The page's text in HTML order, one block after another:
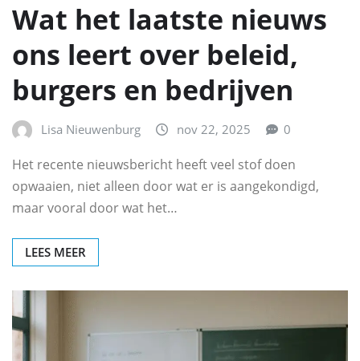
Wat het laatste nieuws
ons leert over beleid,
burgers en bedrijven
Lisa Nieuwenburg nov 22, 2025 0
Het recente nieuwsbericht heeft veel stof doen
opwaaien, niet alleen door wat er is aangekondigd,
maar vooral door wat het…
LEES MEER